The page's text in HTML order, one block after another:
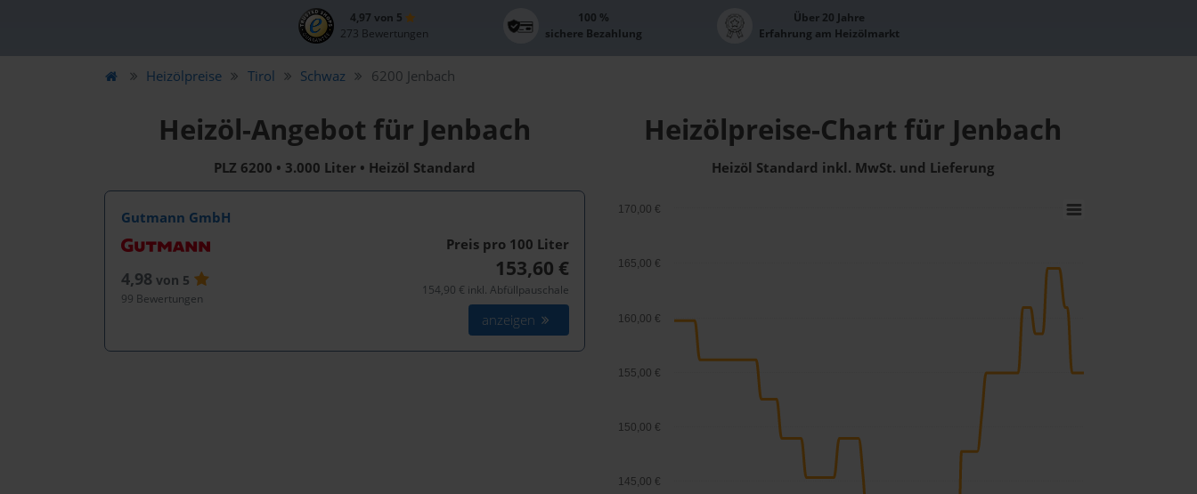
4,97 von 5
273 Bewertungen
100 %
sichere Bezahlung
Über 20 Jahre
Erfahrung am Heizölmarkt
Heizölpreise Tirol Schwaz 6200 Jenbach
Heizöl-Angebot für Jenbach
PLZ 6200 • 3.000 Liter • Heizöl Standard
Gutmann GmbH
4,98 von 5
99 Bewertungen
Preis pro 100 Liter
153,60 €
154,90 € inkl. Abfüllpauschale
anzeigen
Heizölpreise-Chart für Jenbach
Heizöl Standard inkl. MwSt. und Lieferung
145,00 €
150,00 €
155,00 €
160,00 €
165,00 €
170,00 €